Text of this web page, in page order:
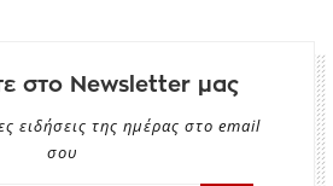
στο Newsletter μας
ειδήσεις της ημέρας στο email
σου